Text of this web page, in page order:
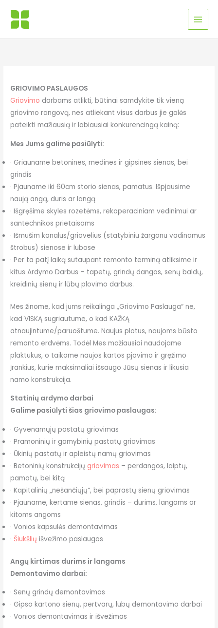
prie
turinio
GRIOVIMO PASLAUGOS
Griovimo darbams atlikti, būtinai samdykite tik vieną
griovimo rangovą, nes atliekant visus darbus jie galės
pateikti mažiausią ir labiausiai konkurencingą kainą:
Mes Jums galime pasiūlyti:
· Griauname betonines, medines ir gipsines sienas, bei
grindis
· Pjauname iki 60cm storio sienas, pamatus. Išpjausime
naują angą, duris ar langą
· Išgręšime skyles rozetėms, rekoperaciniam vedinimui ar
santechnikos prietaisams
· Išmušim kanalus/griovelius (statybiniu žargonu vadinamus
štrobus) sienose ir lubose
· Per ta patį laiką sutaupant remonto terminą atliksime ir
kitus Ardymo Darbus – tapetų, grindų dangos, senų baldų,
kreidinių sienų ir lūbų plovimo darbus.
Mes žinome, kad jums reikalinga „Griovimo Paslauga“ ne,
kad VISKĄ sugriautume, o kad KAŽKĄ
atnaujintume/paruoštume. Naujus plotus, naujoms būsto
remonto erdvėms. Todėl Mes mažiausiai naudojame
plaktukus, o taikome naujos kartos pjovimo ir gręžimo
įrankius, kurie maksimaliai išsaugo Jūsų sienas ir likusia
namo konstrukcija.
Statinių ardymo darbai
Galime pasiūlyti šias griovimo paslaugas:
· Gyvenamųjų pastatų griovimas
· Pramoninių ir gamybinių pastatų griovimas
· Ūkinių pastatų ir apleistų namų griovimas
· Betoninių konstrukcijų griovimas – perdangos, laiptų,
pamatų, bei kitą
· Kapitalinių „nešančiųjų“, bei paprastų sienų griovimas
· Pjauname, kertame sienas, grindis – durims, langams ar
kitoms angoms
· Vonios kapsulės demontavimas
· Šiukšlių išvežimo paslaugos
Angų kirtimas durims ir langams
Demontavimo darbai:
· Senų grindų demontavimas
· Gipso kartono sienų, pertvarų, lubų demontavimo darbai
· Vonios demontavimas ir išvežimas